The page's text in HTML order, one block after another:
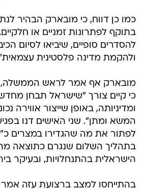
כמו כן דווח, כי מובארק הבהיר
בתוקף לפתרונות זמניים או
להסדרים סופיים, שיביאו לסיום
ולהקמת מדינה פלסטינית
מובארק אף אמר לראש הממשלה,
כי קיים צורך "שישראל תבחן
ומדיניותה, באופן שייצור אווירה
המשא ומתן". שני האישים דנו
לפתור את מה שהגדירו במצרים
בתהליך השלום שנגרם כתוצאה
הישראלית בהתנחלויות, ובעיקר
בהתייחסו למצב ברצועת עזה